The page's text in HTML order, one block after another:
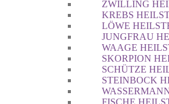
ZWILLING
KREBS
LÖWE
JUNGFRAU
WAAGE
SKORPION
SCHÜTZE
STEINBOCK
FISCHE